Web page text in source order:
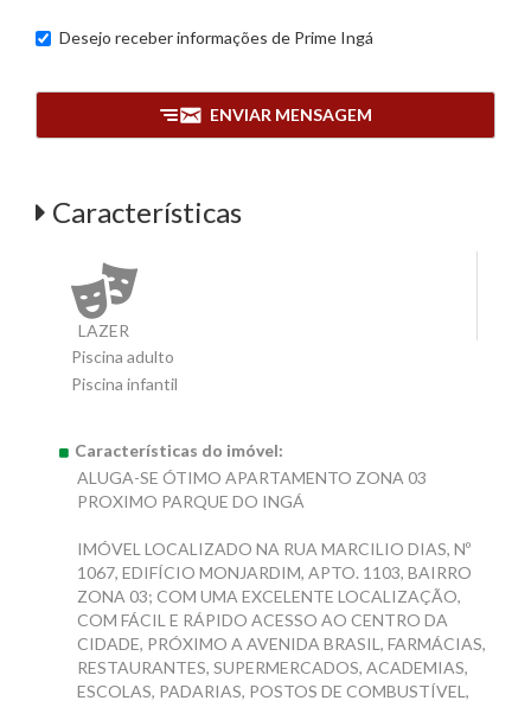
Desejo receber informações de Prime Ingá
ENVIAR MENSAGEM
Características
LAZER
Piscina adulto
Piscina infantil
Características do imóvel:
ALUGA-SE ÓTIMO APARTAMENTO ZONA 03
PROXIMO PARQUE DO INGÁ
IMÓVEL LOCALIZADO NA RUA MARCILIO DIAS, Nº
1067, EDIFÍCIO MONJARDIM, APTO. 1103, BAIRRO
ZONA 03; COM UMA EXCELENTE LOCALIZAÇÃO,
COM FÁCIL E RÁPIDO ACESSO AO CENTRO DA
CIDADE, PRÓXIMO A AVENIDA BRASIL, FARMÁCIAS,
RESTAURANTES, SUPERMERCADOS, ACADEMIAS,
ESCOLAS, PADARIAS, POSTOS DE COMBUSTÍVEL,